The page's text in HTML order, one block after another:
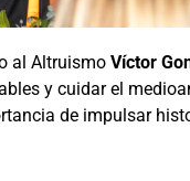
al Altruismo Víctor
y cuidar el
de impulsar